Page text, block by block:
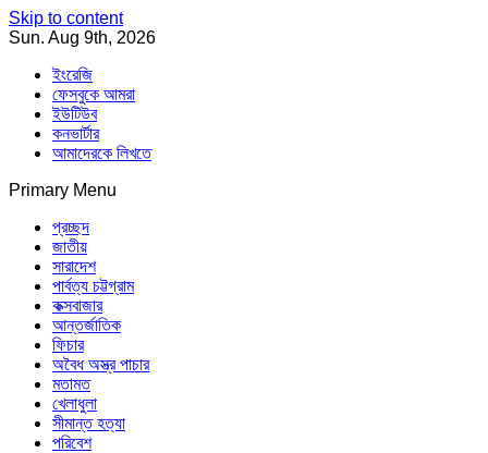
Skip to content
Sun. Aug 9th, 2026
ইংরেজি
ফেসবুকে আমরা
ইউটিউব
কনভার্টার
আমাদেরকে লিখতে
Primary Menu
Southeast Asia Journal
প্রচ্ছদ
জাতীয়
সারাদেশ
পার্বত্য চট্টগ্রাম
কক্সবাজার
আন্তর্জাতিক
ফিচার
অবৈধ অস্ত্র পাচার
মতামত
খেলাধুলা
সীমান্ত হত্যা
পরিবেশ